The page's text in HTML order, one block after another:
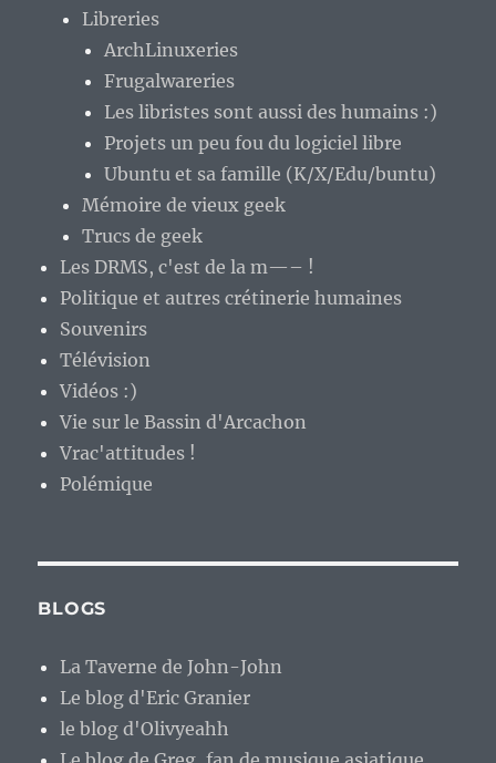
Libreries
ArchLinuxeries
Frugalwareries
Les libristes sont aussi des humains :)
Projets un peu fou du logiciel libre
Ubuntu et sa famille (K/X/Edu/buntu)
Mémoire de vieux geek
Trucs de geek
Les DRMS, c'est de la m—– !
Politique et autres crétinerie humaines
Souvenirs
Télévision
Vidéos :)
Vie sur le Bassin d'Arcachon
Vrac'attitudes !
Polémique
BLOGS
La Taverne de John-John
Le blog d'Eric Granier
le blog d'Olivyeahh